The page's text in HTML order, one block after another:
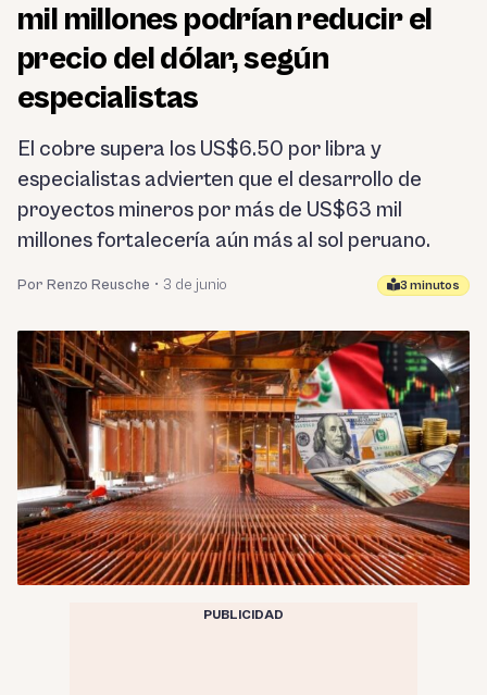
mil millones podrían reducir el
precio del dólar, según
especialistas
El cobre supera los US$6.50 por libra y
especialistas advierten que el desarrollo de
proyectos mineros por más de US$63 mil
millones fortalecería aún más al sol peruano.
Por Renzo Reusche • 3 de junio 3 minutos
PUBLICIDAD